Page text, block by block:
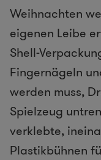
Weihnachten
eigenen Leibe
Shell-
Fingernägeln
werden muss,
Spielzeug
verklebte,
Plastikbühnen